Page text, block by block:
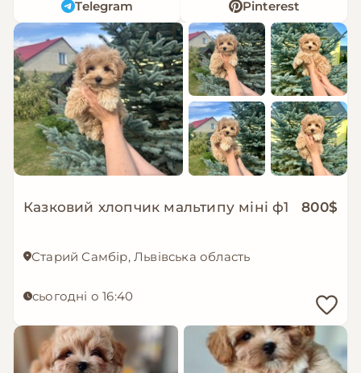
Telegram Pinterest
Казковий хлопчик мальтипу міні ф1 800$
Старий Самбір, Львівська область
сьогодні о 16:40